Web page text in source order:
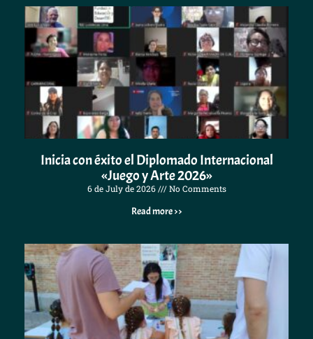
Inicia con éxito el Diplomado Internacional
«Juego y Arte 2026»
6 de July de 2026 No Comments
Read more >>